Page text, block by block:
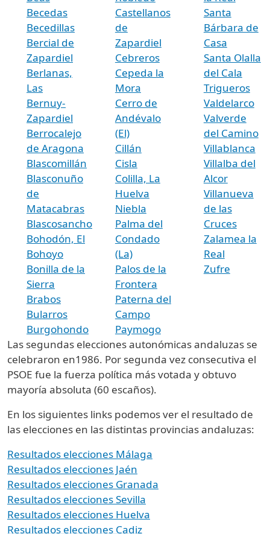
Becedas
Becedillas
Bercial de
Zapardiel
Berlanas,
Las
Bernuy-
Zapardiel
Berrocalejo
de Aragona
Blascomillán
Blasconuño
de
Matacabras
Blascosancho
Bohodón, El
Bohoyo
Bonilla de la
Sierra
Brabos
Bularros
Burgohondo
Castellanos
de
Zapardiel
Cebreros
Cepeda la
Mora
Cerro de
Andévalo
(El)
Cillán
Cisla
Colilla, La
Huelva
Niebla
Palma del
Condado
(La)
Palos de la
Frontera
Paterna del
Campo
Paymogo
Santa
Bárbara de
Casa
Santa Olalla
del Cala
Trigueros
Valdelarco
Valverde
del Camino
Villablanca
Villalba del
Alcor
Villanueva
de las
Cruces
Zalamea la
Real
Zufre
Las segundas elecciones autonómicas andaluzas se
celebraron en1986. Por segunda vez consecutiva el
PSOE fue la fuerza política más votada y obtuvo
mayoría absoluta (60 escaños).
En los siguientes links podemos ver el resultado de
las elecciones en las distintas provincias andaluzas:
Resultados elecciones Málaga
Resultados elecciones Jaén
Resultados elecciones Granada
Resultados elecciones Sevilla
Resultados elecciones Huelva
Resultados elecciones Cadiz